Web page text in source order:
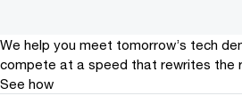
We help you meet tomorrow’s tech
compete at a speed that rewrites the
See how